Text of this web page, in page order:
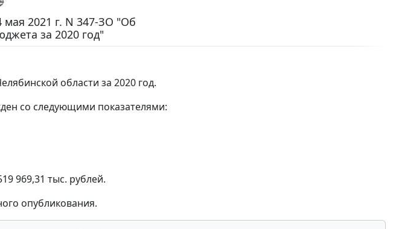
2021 г. N 347-ЗО "Об
за 2020 год"
области за 2020 год.
со следующими показателями:
969,31 тыс. рублей.
опубликования.